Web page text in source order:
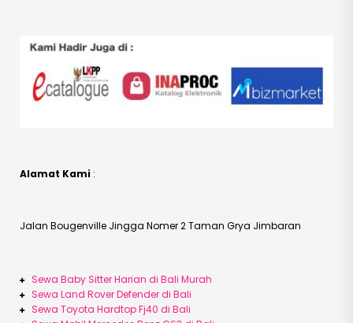
Alamat Kami :
Jalan Bougenville Jingga Nomer 2 Taman Grya Jimbaran
Sewa Baby Sitter Harian di Bali Murah
Sewa Land Rover Defender di Bali
Sewa Toyota Hardtop Fj40 di Bali